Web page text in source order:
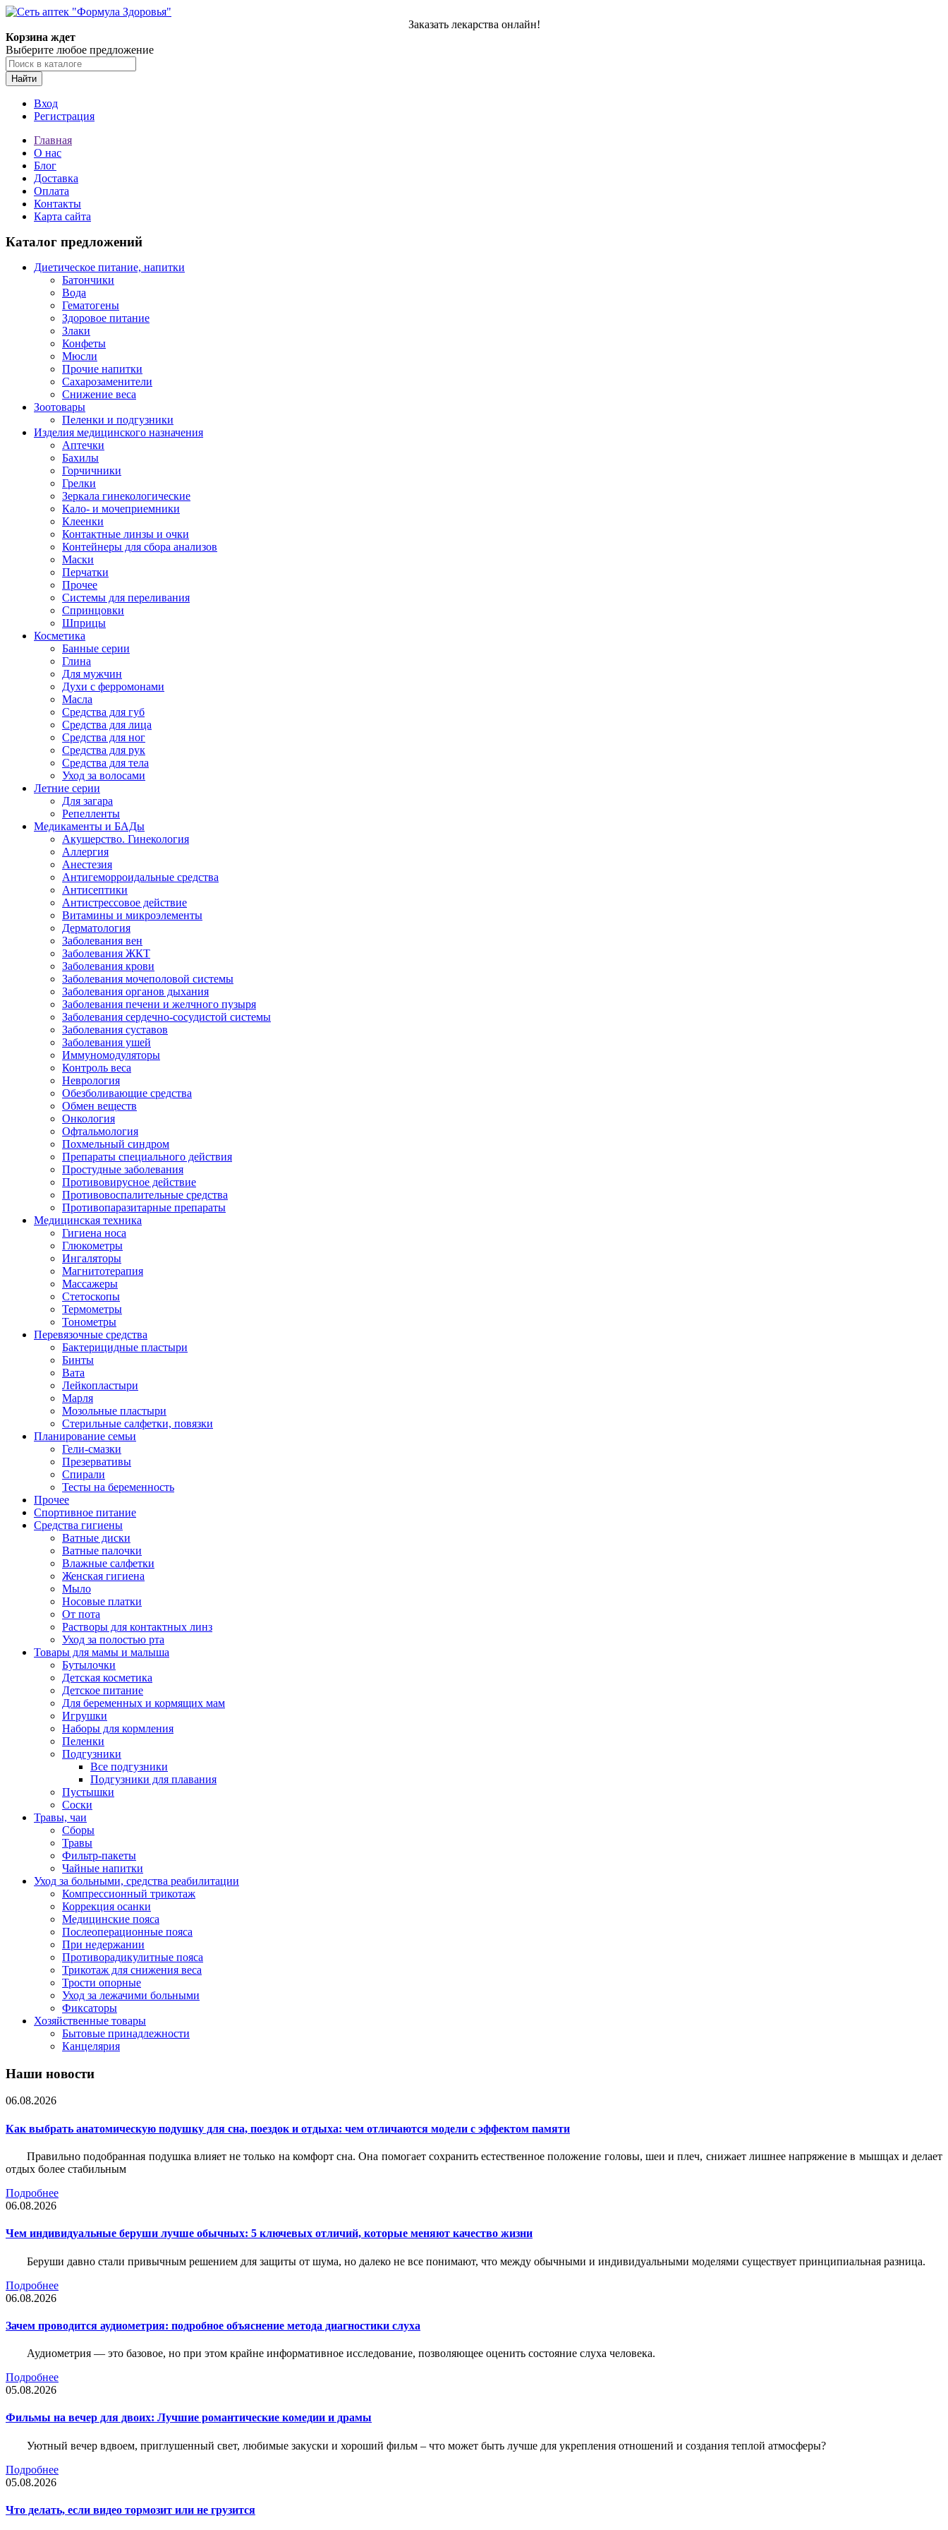
Заказать лекарства онлайн!
Корзина ждет
Выберите любое предложение
Найти
Вход
Регистрация
Главная
О нас
Блог
Доставка
Оплата
Контакты
Карта сайта
Каталог предложений
Диетическое питание, напитки
Батончики
Вода
Гематогены
Здоровое питание
Злаки
Конфеты
Мюсли
Прочие напитки
Сахарозаменители
Снижение веса
Зоотовары
Пеленки и подгузники
Изделия медицинского назначения
Аптечки
Бахилы
Горчичники
Грелки
Зеркала гинекологические
Кало- и мочеприемники
Клеенки
Контактные линзы и очки
Контейнеры для сбора анализов
Маски
Перчатки
Прочее
Системы для переливания
Спринцовки
Шприцы
Косметика
Банные серии
Глина
Для мужчин
Духи с ферромонами
Масла
Средства для губ
Средства для лица
Средства для ног
Средства для рук
Средства для тела
Уход за волосами
Летние серии
Для загара
Репелленты
Медикаменты и БАДы
Акушерство. Гинекология
Аллергия
Анестезия
Антигеморроидальные средства
Антисептики
Антистрессовое действие
Витамины и микроэлементы
Дерматология
Заболевания вен
Заболевания ЖКТ
Заболевания крови
Заболевания мочеполовой системы
Заболевания органов дыхания
Заболевания печени и желчного пузыря
Заболевания сердечно-сосудистой системы
Заболевания суставов
Заболевания ушей
Иммуномодуляторы
Контроль веса
Неврология
Обезболивающие средства
Обмен веществ
Онкология
Офтальмология
Похмельный синдром
Препараты специального действия
Простудные заболевания
Противовирусное действие
Противовоспалительные средства
Противопаразитарные препараты
Медицинская техника
Гигиена носа
Глюкометры
Ингаляторы
Магнитотерапия
Массажеры
Стетоскопы
Термометры
Тонометры
Перевязочные средства
Бактерицидные пластыри
Бинты
Вата
Лейкопластыри
Марля
Мозольные пластыри
Стерильные салфетки, повязки
Планирование семьи
Гели-смазки
Презервативы
Спирали
Тесты на беременность
Прочее
Спортивное питание
Средства гигиены
Ватные диски
Ватные палочки
Влажные салфетки
Женская гигиена
Мыло
Носовые платки
От пота
Растворы для контактных линз
Уход за полостью рта
Товары для мамы и малыша
Бутылочки
Детская косметика
Детское питание
Для беременных и кормящих мам
Игрушки
Наборы для кормления
Пеленки
Подгузники
Все подгузники
Подгузники для плавания
Пустышки
Соски
Травы, чаи
Сборы
Травы
Фильтр-пакеты
Чайные напитки
Уход за больными, средства реабилитации
Компрессионный трикотаж
Коррекция осанки
Медицинские пояса
Послеоперационные пояса
При недержании
Противорадикулитные пояса
Трикотаж для снижения веса
Трости опорные
Уход за лежачими больными
Фиксаторы
Хозяйственные товары
Бытовые принадлежности
Канцелярия
Наши новости
06.08.2026
Как выбрать анатомическую подушку для сна, поездок и отдыха: чем отличаются модели с эффектом памяти
Правильно подобранная подушка влияет не только на комфорт сна. Она помогает сохранить естественное положение головы, шеи и плеч, снижает лишнее напряжение в мышцах и делает
отдых более стабильным
Подробнее
06.08.2026
Чем индивидуальные беруши лучше обычных: 5 ключевых отличий, которые меняют качество жизни
Беруши давно стали привычным решением для защиты от шума, но далеко не все понимают, что между обычными и индивидуальными моделями существует принципиальная разница.
Подробнее
06.08.2026
Зачем проводится аудиометрия: подробное объяснение метода диагностики слуха
Аудиометрия — это базовое, но при этом крайне информативное исследование, позволяющее оценить состояние слуха человека.
Подробнее
05.08.2026
Фильмы на вечер для двоих: Лучшие романтические комедии и драмы
Уютный вечер вдвоем, приглушенный свет, любимые закуски и хороший фильм – что может быть лучше для укрепления отношений и создания теплой атмосферы?
Подробнее
05.08.2026
Что делать, если видео тормозит или не грузится